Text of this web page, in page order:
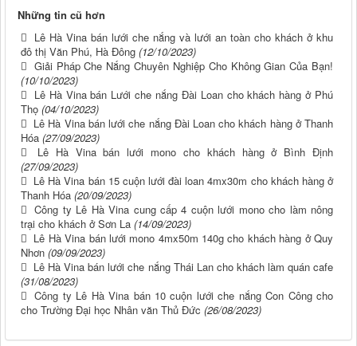
Những tin cũ hơn
Lê Hà Vina bán lưới che nắng và lưới an toàn cho khách ở khu
đô thị Văn Phú, Hà Đông (12/10/2023)
Giải Pháp Che Nắng Chuyên Nghiệp Cho Không Gian Của Bạn!
(10/10/2023)
Lê Hà Vina bán Lưới che nắng Đài Loan cho khách hàng ở Phú
Thọ (04/10/2023)
Lê Hà Vina bán lưới che nắng Đài Loan cho khách hàng ở Thanh
Hóa (27/09/2023)
Lê Hà Vina bán lưới mono cho khách hàng ở Bình Định
(27/09/2023)
Lê Hà Vina bán 15 cuộn lưới đài loan 4mx30m cho khách hàng ở
Thanh Hóa (20/09/2023)
Công ty Lê Hà Vina cung cấp 4 cuộn lưới mono cho làm nông
trại cho khách ở Sơn La (14/09/2023)
Lê Hà Vina bán lưới mono 4mx50m 140g cho khách hàng ở Quy
Nhơn (09/09/2023)
Lê Hà Vina bán lưới che nắng Thái Lan cho khách làm quán cafe
(31/08/2023)
Công ty Lê Hà Vina bán 10 cuộn lưới che nắng Con Công cho
cho Trường Đại học Nhân văn Thủ Đức (26/08/2023)